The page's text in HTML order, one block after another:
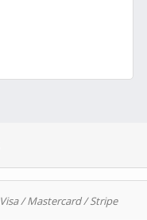
Visa / Mastercard / Stripe